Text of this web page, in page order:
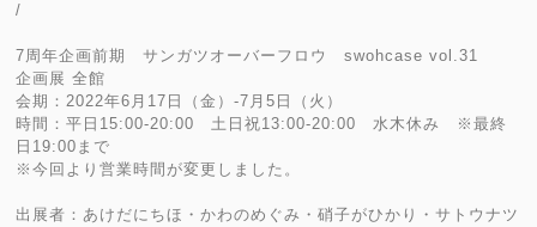
/
7周年企画前期 サンガツオーバーフロウ swohcase vol.31
企画展 全館
会期：2022年6月17日（金）-7月5日（火）
時間：平日15:00-20:00 土日祝13:00-20:00 水木休み ※最終
日19:00まで
※今回より営業時間が変更しました。
出展者：あけだにちほ・かわのめぐみ・硝子がひかり・サトウナツ